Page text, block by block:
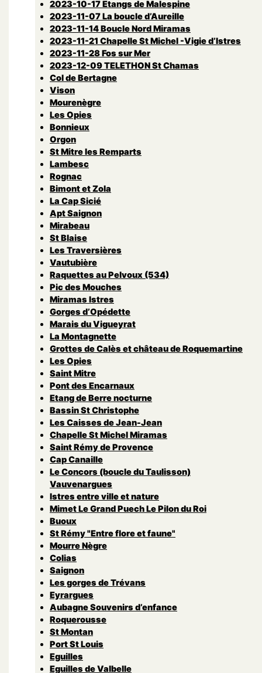
2023-10-17 Etangs de Malespine
2023-11-07 La boucle d’Aureille
2023-11-14 Boucle Nord Miramas
2023-11-21 Chapelle St Michel -Vigie d’Istres
2023-11-28 Fos sur Mer
2023-12-09 TELETHON St Chamas
Col de Bertagne
Vison
Mourenègre
Les Opies
Bonnieux
Orgon
St Mitre les Remparts
Lambesc
Rognac
Bimont et Zola
La Cap Sicié
Apt Saignon
Mirabeau
St Blaise
Les Traversières
Vautubière
Raquettes au Pelvoux (534)
Pic des Mouches
Miramas Istres
Gorges d’Opédette
Marais du Vigueyrat
La Montagnette
Grottes de Calès et château de Roquemartine
Les Opies
Saint Mitre
Pont des Encarnaux
Etang de Berre nocturne
Bassin St Christophe
Les Caisses de Jean-Jean
Chapelle St Michel Miramas
Saint Rémy de Provence
Cap Canaille
Le Concors (boucle du Taulisson)
Vauvenargues
Istres entre ville et nature
Mimet Le Grand Puech Le Pilon du Roi
Buoux
St Rémy "Entre flore et faune"
Mourre Nègre
Colias
Saignon
Les gorges de Trévans
Eyrargues
Aubagne Souvenirs d’enfance
Roquerousse
St Montan
Port St Louis
Eguilles
Eguilles de Valbelle